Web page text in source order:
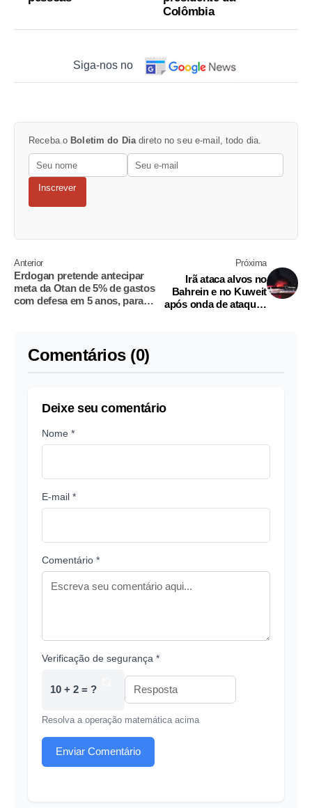
Colômbia
Siga-nos no
Receba o Boletim do Dia direto no seu e-mail, todo dia.
Inscrever
Anterior
Erdogan pretende antecipar
meta da Otan de 5% de gastos
com defesa em 5 anos, para
Próxima
Irã ataca alvos no
Bahrein e no Kuweit
após onda de ataques
Comentários (0)
Deixe seu comentário
Nome *
E-mail *
Comentário *
Verificação de segurança *
10 + 2 = ?
Resolva a operação matemática acima
Enviar Comentário